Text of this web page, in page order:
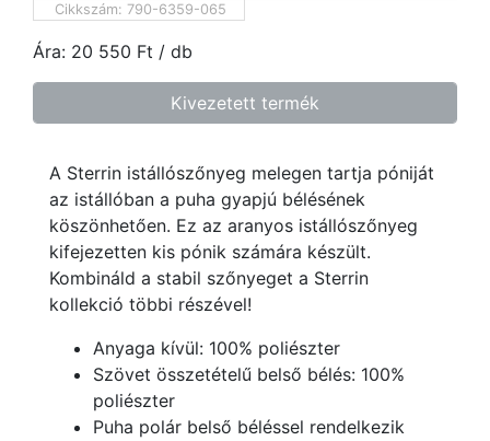
Cikkszám: 790-6359-065
Ára: 20 550 Ft / db
Kivezetett termék
A Sterrin istállószőnyeg melegen tartja póniját
az istállóban a puha gyapjú bélésének
köszönhetően. Ez az aranyos istállószőnyeg
kifejezetten kis pónik számára készült.
Kombináld a stabil szőnyeget a Sterrin
kollekció többi részével!
Anyaga kívül: 100% poliészter
Szövet összetételű belső bélés: 100%
poliészter
Puha polár belső béléssel rendelkezik